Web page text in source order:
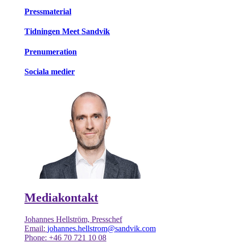
Pressmaterial
Tidningen Meet Sandvik
Prenumeration
Sociala medier
Mediakontakt
Johannes Hellström, Presschef
Email: johannes.hellstrom@sandvik.com
Phone: +46 70 721 10 08